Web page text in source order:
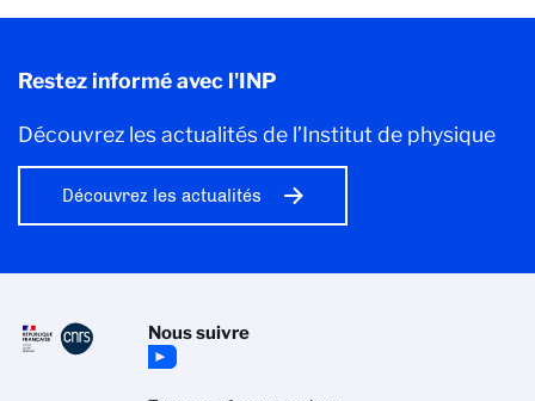
Restez informé avec l'INP
Découvrez les actualités de l’Institut de physique
Découvrez les actualités
Nous suivre